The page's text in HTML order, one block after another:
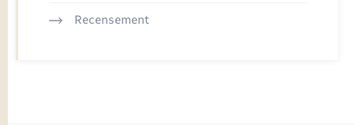
Recensement